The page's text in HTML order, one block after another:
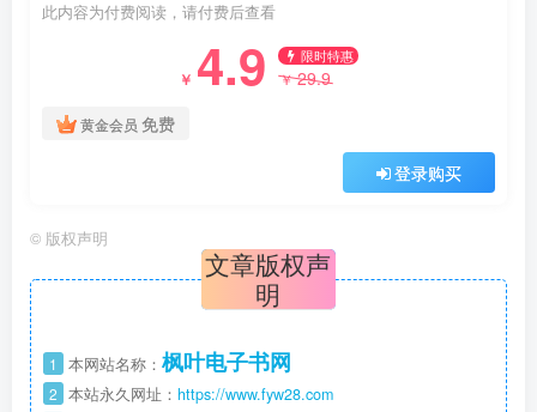
此内容为付费阅读，请付费后查看
￥ 4.9 限时特惠
￥29.9
黄金会员 免费
登录购买
© 版权声明
文章版权声
明
1 本网站名称： 枫叶电子书网
2 本站永久网址： https://www.fyw28.com